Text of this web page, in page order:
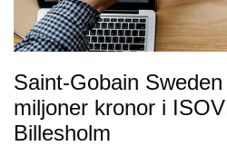
Saint-Gobain
miljoner kronor i
Billesholm